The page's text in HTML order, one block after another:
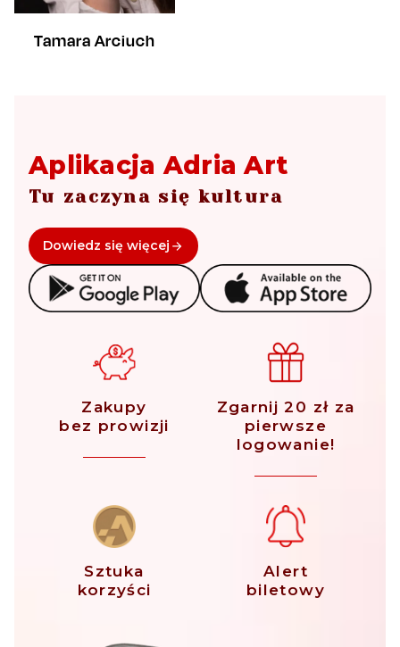
Tamara Arciuch
Aplikacja Adria Art
Tu zaczyna się kultura
Dowiedz się więcej
Zakupy
bez prowizji
Zgarnij 20 zł za
pierwsze
logowanie!
Sztuka
korzyści
Alert
biletowy